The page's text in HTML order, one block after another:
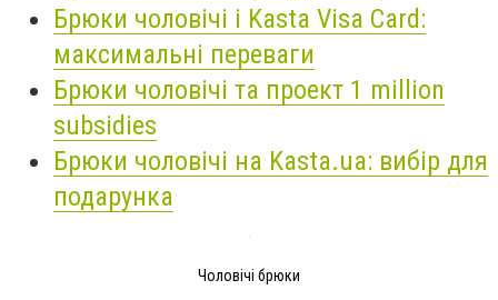
Брюки чоловічі і Kasta Visa Card:
максимальні переваги
Брюки чоловічі та проект 1 million
subsidies
Брюки чоловічі на Kasta.ua: вибір для
подарунка
Чоловічі брюки